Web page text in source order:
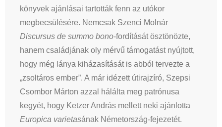
könyvek ajánlásai tartották fenn az utókor
megbecsülésére. Nemcsak Szenci Molnár
Discursus de summo bono-fordítását ösztönözte,
hanem családjának oly mérvű támogatást nyújtott,
hogy még lánya kiházasítását is abból tervezte a
„zsoltáros ember”. A már idézett útirajzíró, Szepsi
Csombor Márton azzal hálálta meg patrónusa
kegyét, hogy Ketzer András mellett neki ajánlotta
Europica varietasának Németország-fejezetét.